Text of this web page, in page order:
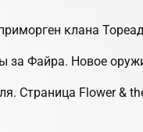
клана
за Файра. Новое
Страница Flower &